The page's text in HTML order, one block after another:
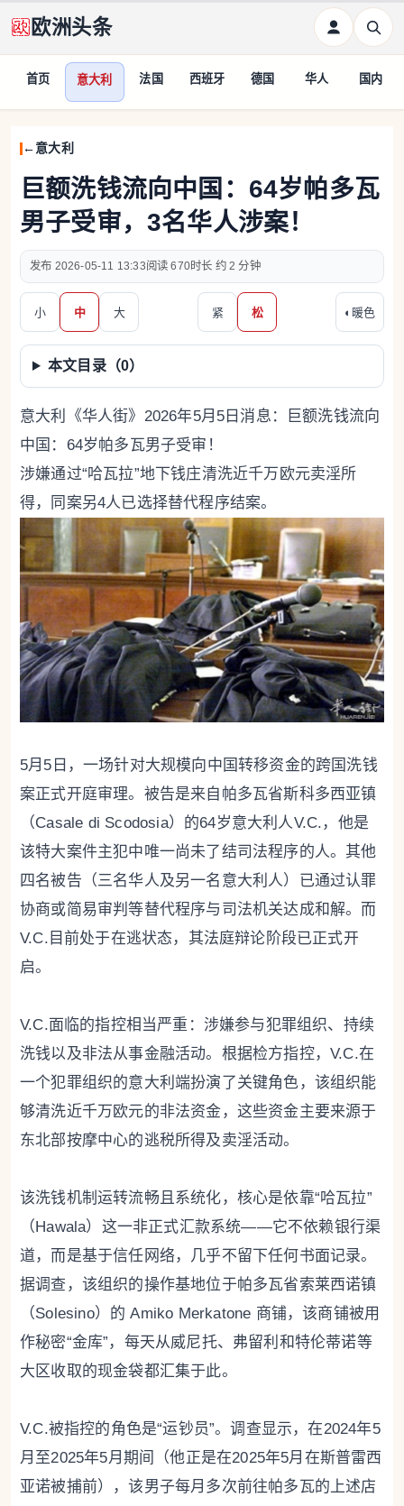
欧洲头条
首页 意大利 法国 西班牙 德国 华人 国内
意大利
巨额洗钱流向中国：64岁帕多瓦
男子受审，3名华人涉案！
2026-05-11 13:33 670 约 2 分钟
小 中 大 紧 松 ◐ 暖色
本文目录（0）
意大利《华人街》2026年5月5日消息：巨额洗钱流向
中国：64岁帕多瓦男子受审！
涉嫌通过“哈瓦拉”地下钱庄清洗近千万欧元卖淫所
得，同案另4人已选择替代程序结案。
5月5日，一场针对大规模向中国转移资金的跨国洗钱
案正式开庭审理。被告是来自帕多瓦省斯科多西亚镇
（Casale di Scodosia）的64岁意大利人V.C.，他是
该特大案件主犯中唯一尚未了结司法程序的人。其他
四名被告（三名华人及另一名意大利人）已通过认罪
协商或简易审判等替代程序与司法机关达成和解。而
V.C.目前处于在逃状态，其法庭辩论阶段已正式开
启。
V.C.面临的指控相当严重：涉嫌参与犯罪组织、持续
洗钱以及非法从事金融活动。根据检方指控，V.C.在
一个犯罪组织的意大利端扮演了关键角色，该组织能
够清洗近千万欧元的非法资金，这些资金主要来源于
东北部按摩中心的逃税所得及卖淫活动。
该洗钱机制运转流畅且系统化，核心是依靠“哈瓦拉”
（Hawala）这一非正式汇款系统——它不依赖银行渠
道，而是基于信任网络，几乎不留下任何书面记录。
据调查，该组织的操作基地位于帕多瓦省索莱西诺镇
（Solesino）的 Amiko Merkatone 商铺，该商铺被用
作秘密“金库”，每天从威尼托、弗留利和特伦蒂诺等
大区收取的现金袋都汇集于此。
V.C.被指控的角色是“运钞员”。调查显示，在2024年5
月至2025年5月期间（他正是在2025年5月在斯普雷西
亚诺被捕前），该男子每月多次前往帕多瓦的上述店